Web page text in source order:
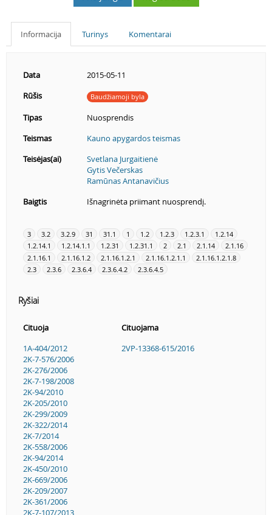
Informacija Turinys Komentarai
Data
2015-05-11
Rūšis
Baudžiamoji byla
Tipas
Nuosprendis
Teismas
Kauno apygardos teismas
Teisėjas(ai)
Svetlana Jurgaitienė
Gytis Večerskas
Ramūnas Antanavičius
Baigtis
Išnagrinėta priimant nuosprendį.
3 3.2 3.2.9 31 31.1 1 1.2 1.2.3 1.2.3.1
1.2.14
1.2.14.1
1.2.14.1.1 1.2.31 1.2.31.1 2 2.1 2.1.14
2.1.16
2.1.16.1
2.1.16.1.2 2.1.16.1.2.1 2.1.16.1.2.1.1
2.1.16.1.2.1.8
2.3
2.3.6 2.3.6.4 2.3.6.4.2 2.3.6.4.5
Ryšiai
Cituoja
Cituojama
1A-404/2012
2K-7-576/2006
2K-276/2006
2K-7-198/2008
2K-94/2010
2K-205/2010
2K-299/2009
2K-322/2014
2K-7/2014
2K-558/2006
2K-94/2014
2K-450/2010
2K-669/2006
2K-209/2007
2K-361/2006
2K-7-107/2013
2VP-13368-615/2016